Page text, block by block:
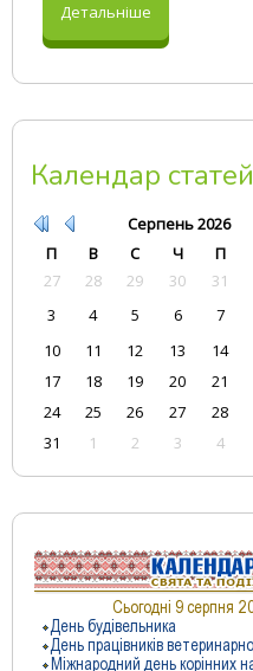
Детальніше
Календар статей
Серпень2026
П
В С Ч П
27
28 29 30 31
3
4 5 6 7
10 11 12 13 14
17
18 19 20 21
24
25 26 27 28
31
1 2 3 4